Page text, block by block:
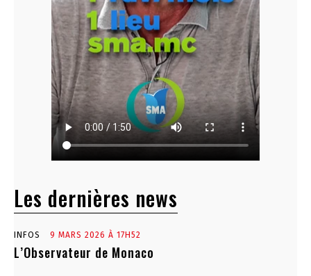
Les dernières news
INFOS 9 MARS 2026 À 17H52
L’Observateur de Monaco